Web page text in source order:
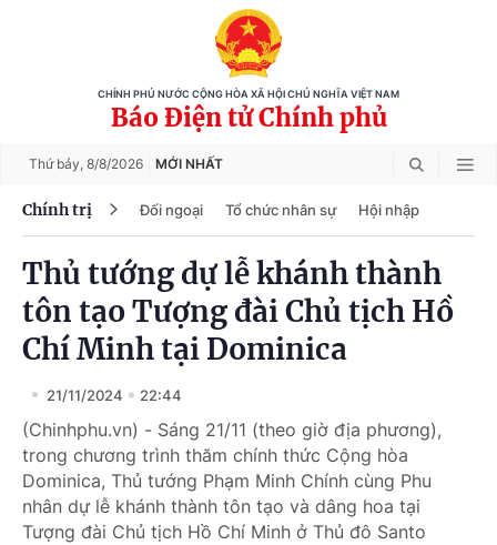
CHÍNH PHỦ NƯỚC CỘNG HÒA XÃ HỘI CHỦ NGHĨA VIỆT NAM
Báo Điện tử Chính phủ
Thứ bảy, 8/8/2026 MỚI NHẤT
Chính trị Đối ngoại Tổ chức nhân sự Hội nhập
Thủ tướng dự lễ khánh thành
tôn tạo Tượng đài Chủ tịch Hồ
Chí Minh tại Dominica
21/11/2024 22:44
(Chinhphu.vn) - Sáng 21/11 (theo giờ địa phương),
trong chương trình thăm chính thức Cộng hòa
Dominica, Thủ tướng Phạm Minh Chính cùng Phu
nhân dự lễ khánh thành tôn tạo và dâng hoa tại
Tượng đài Chủ tịch Hồ Chí Minh ở Thủ đô Santo